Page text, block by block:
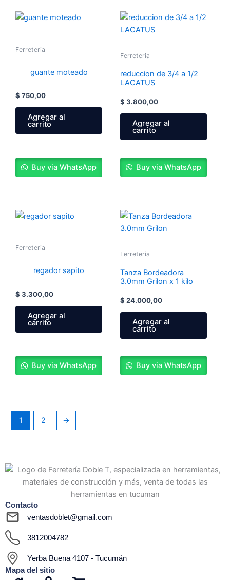
Ferreteria
guante moteado
$ 750,00
Agregar al
carrito
Buy via WhatsApp
Ferreteria
reduccion de 3/4 a 1/2
LACATUS
$ 3.800,00
Agregar al
carrito
Buy via WhatsApp
Ferreteria
regador sapito
$ 3.300,00
Agregar al
carrito
Buy via WhatsApp
Ferreteria
Tanza Bordeadora
3.0mm Grilon x 1 kilo
$ 24.000,00
Agregar al
carrito
Buy via WhatsApp
1 2 →
Contacto
ventasdoblet@gmail.com
3812004782
Yerba Buena 4107 - Tucumán
Mapa del sitio